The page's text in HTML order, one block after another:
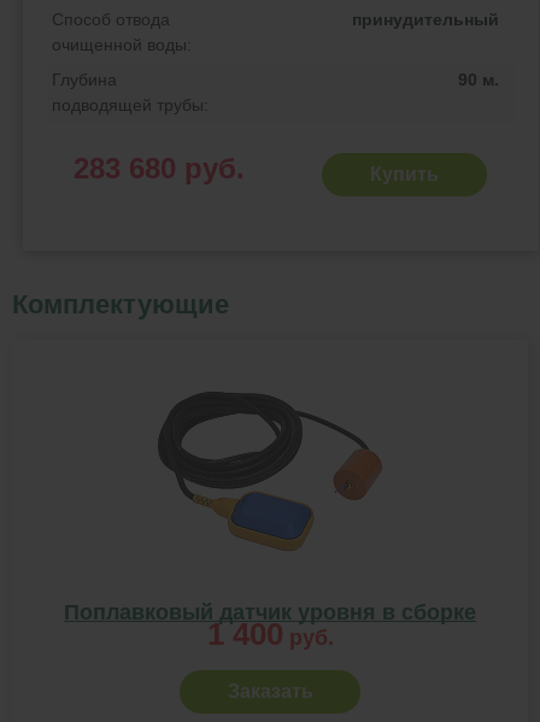
Способ отвода
очищенной воды:
принудительный
Глубина
подводящей трубы:
90 м.
283 680 руб. Купить
Комплектующие
Поплавковый датчик уровня в сборке
1 400 руб.
Заказать